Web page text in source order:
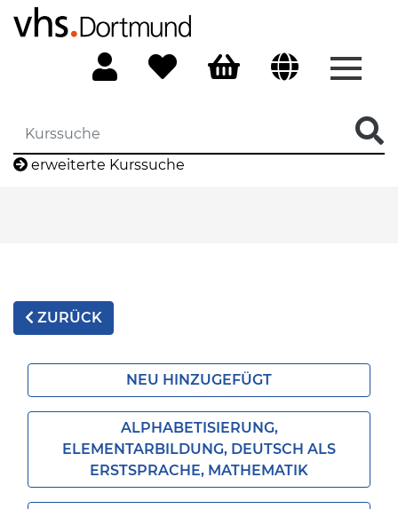
erweiterte Kurssuche
ZURÜCK
NEU HINZUGEFÜGT
ALPHABETISIERUNG,
ELEMENTARBILDUNG, DEUTSCH ALS
ERSTSPRACHE, MATHEMATIK